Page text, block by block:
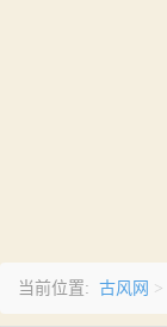
当前位置: 古风网 >